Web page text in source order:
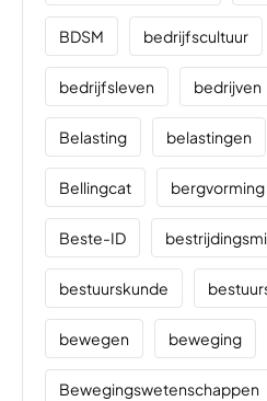
BDSM bedrijfscultuur
bedrijfsleven bedrijven
Belasting belastingen
Bellingcat bergvorming
Beste-ID
bestuurskunde
bewegen beweging
Bewegingswetenschappen